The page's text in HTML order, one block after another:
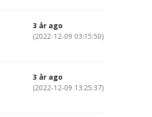
3 år ago
(2022-12-09 03:15:50)
3 år ago
(2022-12-09 13:25:37)